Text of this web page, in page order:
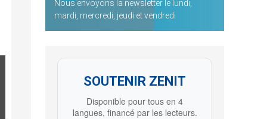
Nous envoyons la newsletter le lundi,
mardi, mercredi, jeudi et vendredi
SOUTENIR ZENIT
Disponible pour tous en 4
langues, financé par les lecteurs.